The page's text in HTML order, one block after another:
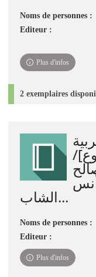
Noms de personnes :
Editeur :
Plus d'infos
2 exemplaires
الشاب...
Noms de personnes :
Editeur :
Plus d'infos